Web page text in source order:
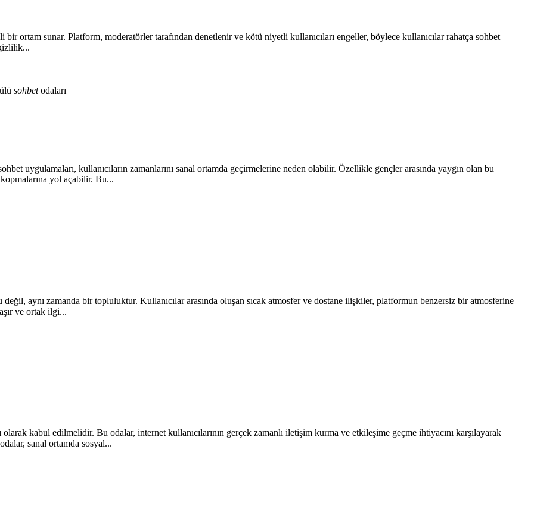
bir ortam sunar. Platform, moderatörler tarafından denetlenir ve kötü niyetli kullanıcıları engeller, böylece kullanıcılar rahatça sohbet
sohbetodaları
uygulamaları, kullanıcıların zamanlarını sanal ortamda geçirmelerine neden olabilir. Özellikle gençler arasında yaygın olan bu
yol açabilir. Bu...
aynı zamanda bir topluluktur. Kullanıcılar arasında oluşan sıcak atmosfer ve dostane ilişkiler, platformun benzersiz bir atmosferine
ve ortak ilgi...
kabul edilmelidir. Bu odalar, internet kullanıcılarının gerçek zamanlı iletişim kurma ve etkileşime geçme ihtiyacını karşılayarak
sanal ortamda sosyal...